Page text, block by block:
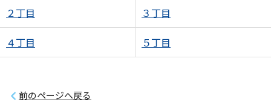
２丁目 ３丁目
４丁目 ５丁目
前のページへ戻る